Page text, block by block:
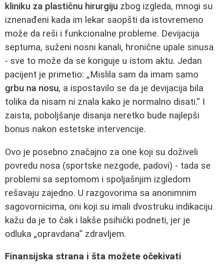
kliniku za plastičnu hirurgiju zbog izgleda, mnogi su
iznenađeni kada im lekar saopšti da istovremeno
može da reši i funkcionalne probleme. Devijacija
septuma, suženi nosni kanali, hronične upale sinusa
- sve to može da se koriguje u istom aktu. Jedan
pacijent je primetio: „Mislila sam da imam samo
grbu na nosu, a ispostavilo se da je devijacija bila
tolika da nisam ni znala kako je normalno disati.“ I
zaista, poboljšanje disanja neretko bude najlepši
bonus nakon estetske intervencije.
Ovo je posebno značajno za one koji su doživeli
povredu nosa (sportske nezgode, padovi) - tada se
problemi sa septomom i spoljašnjim izgledom
rešavaju zajedno. U razgovorima sa anonimnim
sagovornicima, oni koji su imali dvostruku indikaciju
kažu da je to čak i lakše psihički podneti, jer je
odluka „opravdana“ zdravljem.
Finansijska strana i šta možete očekivati